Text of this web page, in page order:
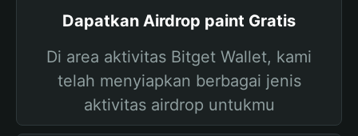
Dapatkan Airdrop paint Gratis
Di area aktivitas Bitget Wallet, kami
telah menyiapkan berbagai jenis
aktivitas airdrop untukmu